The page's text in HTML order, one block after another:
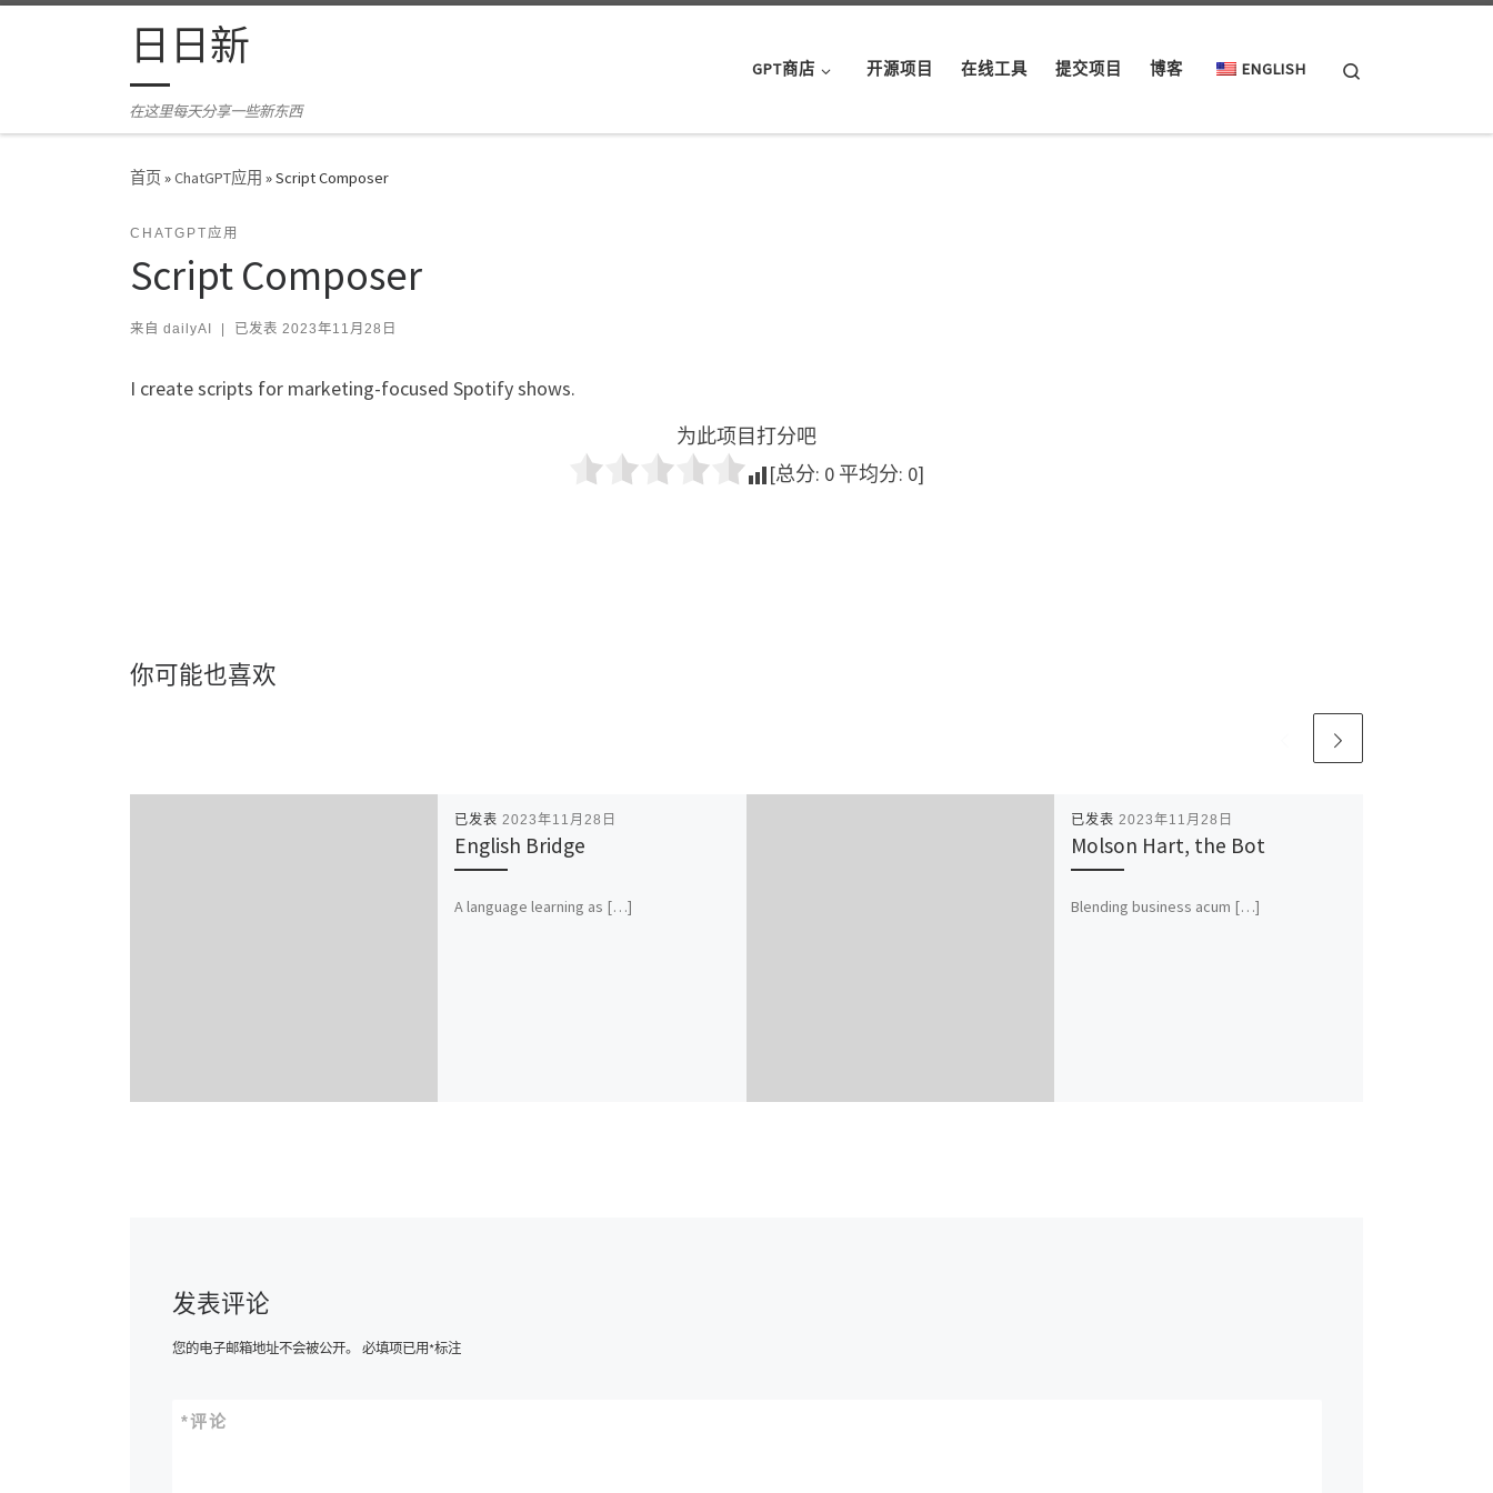
Skip to content日日新
在这里每天分享一些新东西
GPT商店 开源项目 在线工具 提交项目 博客 ENGLISH
首页»ChatGPT应用 »Script Composer
CHATGPT应用
Script Composer
来自 dailyAI 已发表 2023年11月28日
I create scripts for marketing-focused Spotify shows.
为此项目打分吧
[总分: 0 平均分: 0]
你可能也喜欢
已发表 2023年11月28日
English Bridge
A language learning as […]
已发表 2023年11月28日
Molson Hart, the Bot
Blending business acum […]
发表评论
您的电子邮箱地址不会被公开。 必填项已用*标注
评论
*